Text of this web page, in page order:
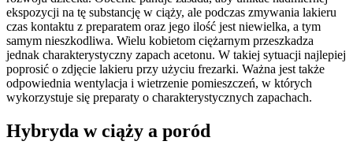
ekspozycji na tę substancję w ciąży, ale podczas zmywania lakieru
czas kontaktu z preparatem oraz jego ilość jest niewielka, a tym
samym nieszkodliwa. Wielu kobietom ciężarnym przeszkadza
jednak charakterystyczny zapach acetonu. W takiej sytuacji najlepiej
poprosić o zdjęcie lakieru przy użyciu frezarki. Ważna jest także
odpowiednia wentylacja i wietrzenie pomieszczeń, w których
wykorzystuje się preparaty o charakterystycznych zapachach.
Hybryda w ciąży a poród